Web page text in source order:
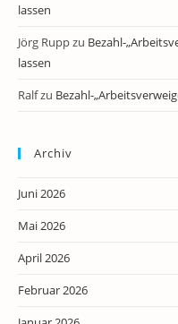
lassen
Jörg Ruppzu Bezahl-
lassen
Ralfzu Bezahl-
Archiv
Juni 2026
Mai 2026
April 2026
Februar 2026